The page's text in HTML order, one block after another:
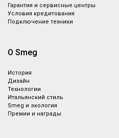
Гарантия и сервисные центры
Условия кредитования
Подключение техники
О Smeg
История
Дизайн
Технологии
Итальянский стиль
Smeg и экология
Премии и награды